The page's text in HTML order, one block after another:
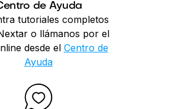
de Ayuda
tutoriales completos
o llámanos por el
desde el Centro de
Ayuda